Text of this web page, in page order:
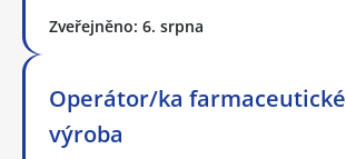
Zveřejněno: 6. srpna
Operátor/ka farmaceutické
výroba